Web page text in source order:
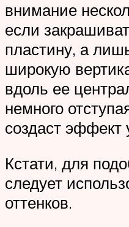
внимание
если
пластину, а
широкую
вдоль ее
немного
создаст эффект
Кстати, для
следует
оттенков.